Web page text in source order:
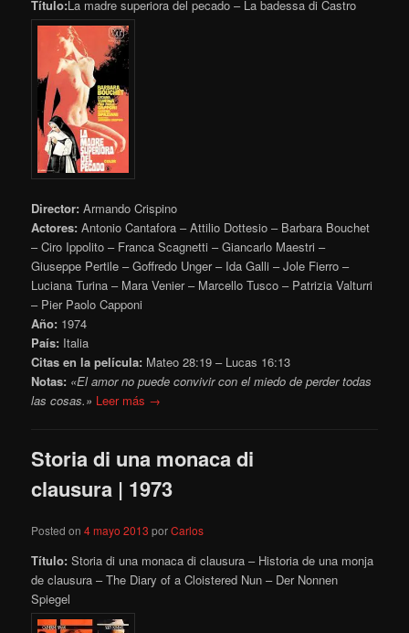
Título:La madre superiora del pecado – La badessa di Castro
Director: Armando Crispino
Actores: Antonio Cantafora – Attilio Dottesio – Barbara Bouchet
– Ciro Ippolito – Franca Scagnetti – Giancarlo Maestri –
Giuseppe Pertile – Goffredo Unger – Ida Galli – Jole Fierro –
Luciana Turina – Mara Venier – Marcello Tusco – Patrizia Valturri
– Pier Paolo Capponi
Año: 1974
País: Italia
Citas en la película: Mateo 28:19 – Lucas 16:13
Notas: «El amor no puede convivir con el miedo de perder todas
las cosas.» Leer más →
Storia di una monaca di
clausura | 1973
Posted on4 mayo 2013 porCarlos
Título: Storia di una monaca di clausura – Historia de una monja
de clausura – The Diary of a Cloistered Nun – Der Nonnen
Spiegel